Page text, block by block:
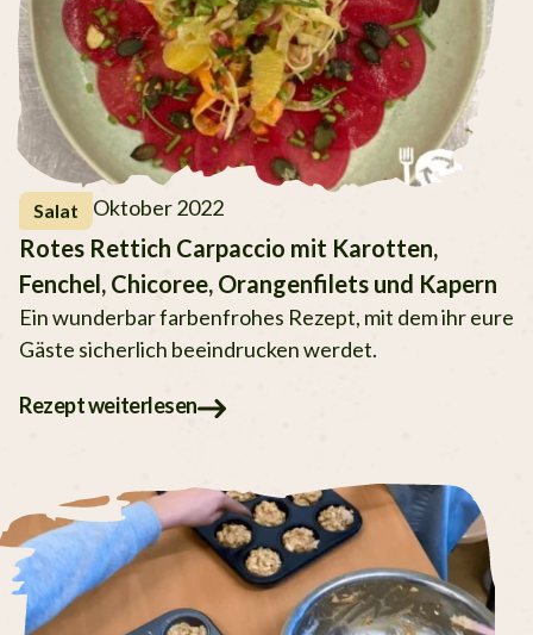
Salat Oktober 2022
Rotes Rettich Carpaccio mit Karotten,
Fenchel, Chicoree, Orangenfilets und Kapern
Ein wunderbar farbenfrohes Rezept, mit dem ihr eure
Gäste sicherlich beeindrucken werdet.
Rezept weiterlesen